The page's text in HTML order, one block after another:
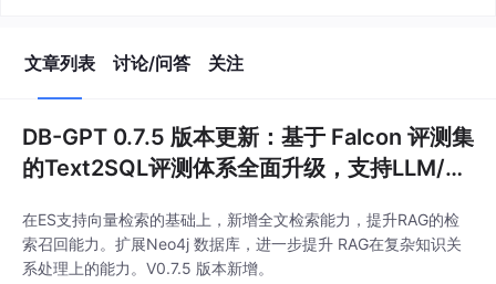
文章列表 讨论/问答 关注
DB-GPT 0.7.5 版本更新：基于 Falcon 评测集
的Text2SQL评测体系全面升级，支持LLM/A
在ES支持向量检索的基础上，新增全文检索能力，提升RAG的检
索召回能力。扩展Neo4j 数据库，进一步提升 RAG在复杂知识关
系处理上的能力。V0.7.5 版本新增。